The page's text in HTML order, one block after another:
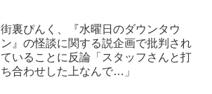
街裏ぴんく、『水曜日のダウンタウ
ン』の怪談に関する説企画で批判され
ていることに反論「スタッフさんと打
ち合わせした上なんで…」